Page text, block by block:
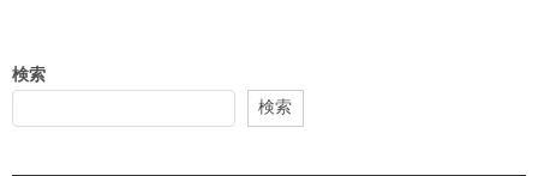
ビ
検索
検索